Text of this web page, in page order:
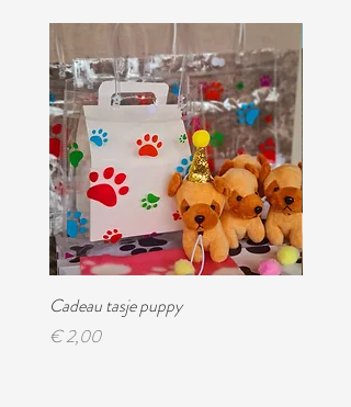
Cadeau tasje puppy
Prijs
€ 2,00